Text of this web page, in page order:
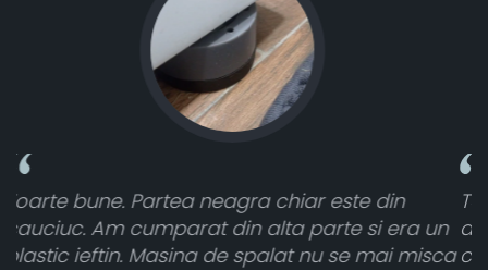
un
Toate sunt foarte luminoase și funcționează
atât de bine în curtea din spate. A primit
cele 8 bucati dar una nu a funcționat,